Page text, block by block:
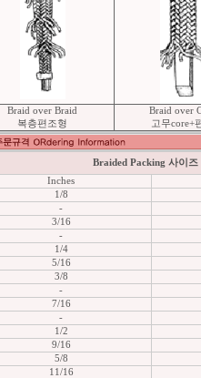
Braid over Braid
복층편조형
Braid over
고무core+
Braided Packing 사이즈
Inches
1/8
-
3/16
-
1/4
5/16
3/8
-
7/16
-
1/2
9/16
5/8
11/16